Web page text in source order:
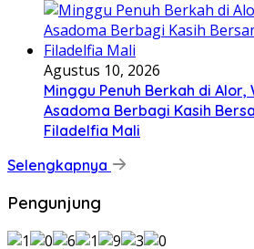
Agustus 10, 2026
Minggu Penuh Berkah di Alor,
Asadoma Berbagi Kasih
Filadelfia Mali
Selengkapnya
Pengunjung